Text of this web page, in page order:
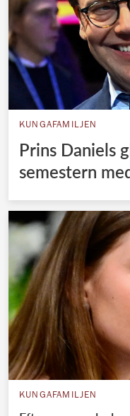
KUNGAFAMILJEN
Prins Daniels
semestern
KUNGAFAMILJEN